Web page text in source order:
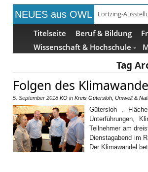
NEUES aus OWL Lortzing-
ReCartney in
Titelseite Beruf & Bildung
Wissenschaft & Hochschule
Tag
Folgen des
5. September 2018 KO in Kreis Gütersloh Umwelt &
Gütersloh .
Unterführungen,
Teilnehmer am
Dienstagabend im
Der Klimawandel